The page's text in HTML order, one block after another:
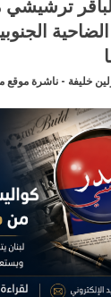
خليفة - ناشرة موقع